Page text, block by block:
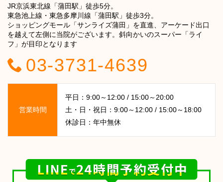
JR京浜東北線「蒲田駅」徒歩5分。
東急池上線・東急多摩川線「蒲田駅」徒歩3分。
ショッピングモール「サンライズ蒲田」を直進、アーケード出口
を越えて左側に当院がございます。斜向かいのスーパー「ライ
フ」が目印となります
03-3731-4639
営業時間
平日：9:00～12:00 / 15:00～20:00
土・日・祝日：9:00～12:00 / 15:00～18:00
休診日：年中無休